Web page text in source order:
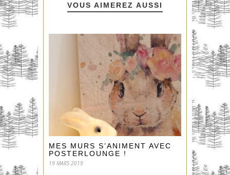
VOUS AIMEREZ AUSSI
MES MURS S’ANIMENT AVEC
POSTERLOUNGE !
19 MARS 2019